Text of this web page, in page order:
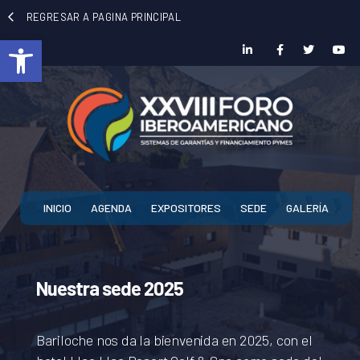
Abrir barra de herramientas
REGRESAR A PAGINA PRINCIPAL
INICIO AGENDA EXPOSITORES SEDE GALERÍA
Nuestra sede 2025
Bariloche nos da la bienvenida en 2025, con el
Nuestra sede 2025
Bariloche nos da la bienvenida en 2025, con el
Nuestra sede 2025
Bariloche nos da la bienvenida en 2025, con el